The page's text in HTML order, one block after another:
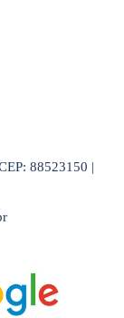
88523150 |